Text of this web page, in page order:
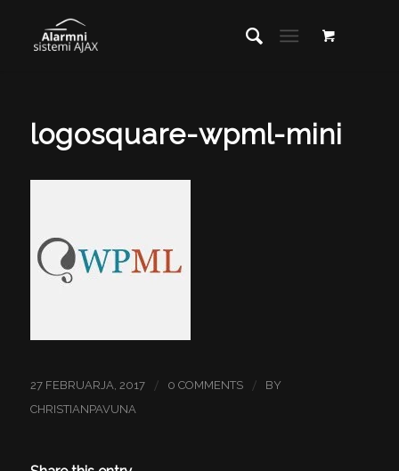
logosquare-wpml-mini
27 FEBRUARJA, 2017 / 0 COMMENTS /
BY
CHRISTIANPAVUNA